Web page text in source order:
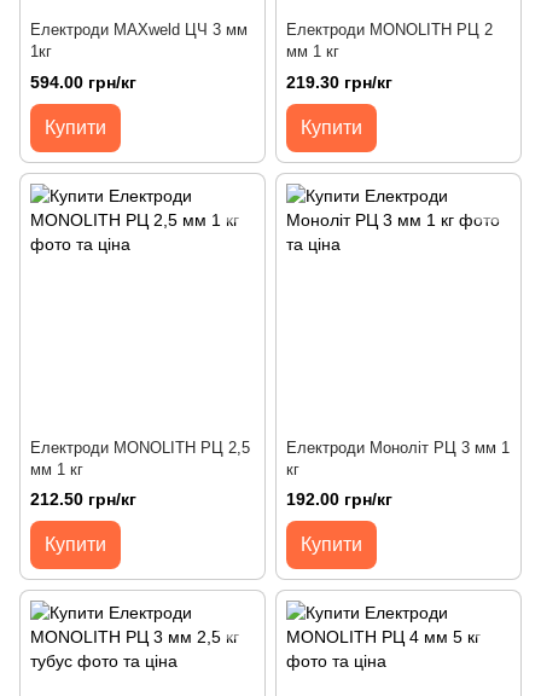
Електроди MAXweld ЦЧ 3 мм
1кг
594.00 грн/кг
Купити
Електроди MONOLITH РЦ 2
мм 1 кг
219.30 грн/кг
Купити
Електроди MONOLITH РЦ 2,5
мм 1 кг
212.50 грн/кг
Купити
Електроди Моноліт РЦ 3 мм 1
кг
192.00 грн/кг
Купити